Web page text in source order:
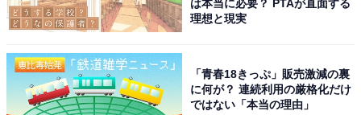
は本当に必要？ PTAが直面する
理想と現実
「青春18きっぷ」販売激減の裏
に何が？ 連続利用の厳格化だけ
ではない「本当の理由」